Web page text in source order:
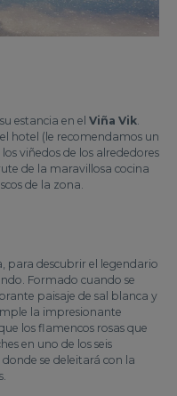
estancia en el Viña Vik.
hotel (le recomendamos un
viñedos de los alrededores
de la maravillosa cocina
de la zona.
para descubrir el legendario
Formado cuando se
paisaje de sal blanca y
la impresionante
los flamencos rosas que
en uno de los seis
se deleitará con la